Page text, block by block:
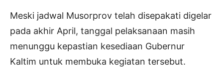
Meski jadwal Musorprov telah disepakati digelar
pada akhir April, tanggal pelaksanaan masih
menunggu kepastian kesediaan Gubernur
Kaltim untuk membuka kegiatan tersebut.